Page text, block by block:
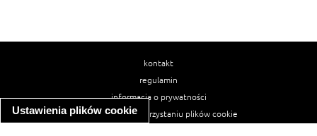
Ustawienia plików cookie
kontakt
regulamin
informacja o prywatności
informacja o wykorzystaniu plików cookie